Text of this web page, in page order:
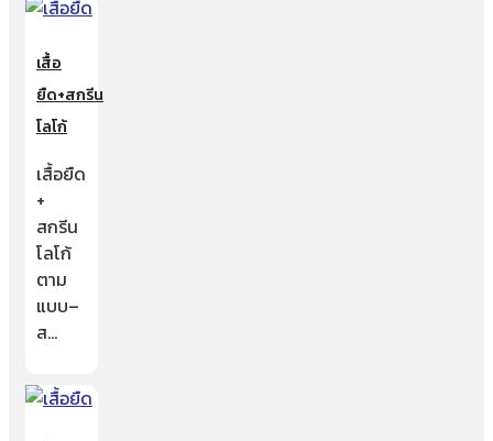
เสื้อ
ยืด+สกรีน
โลโก้
เสื้อยืด
+
สกรีน
โลโก้
ตาม
แบบ–
ส…